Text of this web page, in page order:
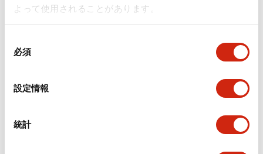
よって使用されることがあります。
必須
設定情報
統計
電気的仕様(照光部定格)
環境仕様